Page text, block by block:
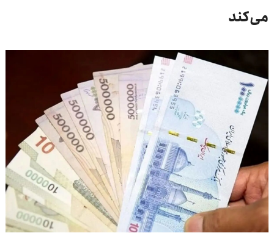
می‌کند